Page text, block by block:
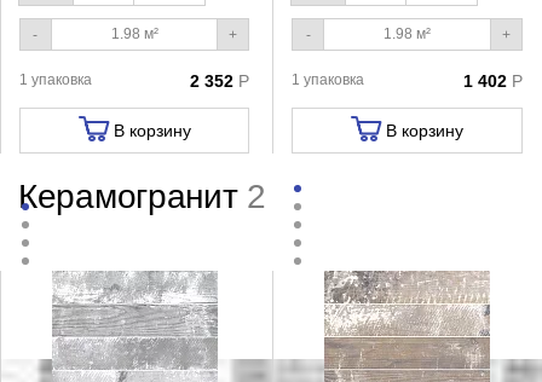
- +
1 упаковка 2 352 Р
В корзину
- +
1 упаковка 1 402 Р
В корзину
Керамогранит 2